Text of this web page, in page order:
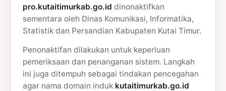
pro.kutaitimurkab.go.id dinonaktifkan
sementara oleh Dinas Komunikasi, Informatika,
Statistik dan Persandian Kabupaten Kutai Timur.
Penonaktifan dilakukan untuk keperluan
pemeriksaan dan penanganan sistem. Langkah
ini juga ditempuh sebagai tindakan pencegahan
agar nama domain induk kutaitimurkab.go.id